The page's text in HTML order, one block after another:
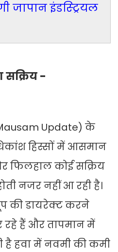
जापान इंडस्ट्रियल
सक्रिय -
Update) के
हिस्सों में आसमान
फिलहाल कोई सक्रिय
नजर नहीं आ रही है।
की डायरेक्ट करने
हैं और तापमान में
है हवा में नवमी की कमी